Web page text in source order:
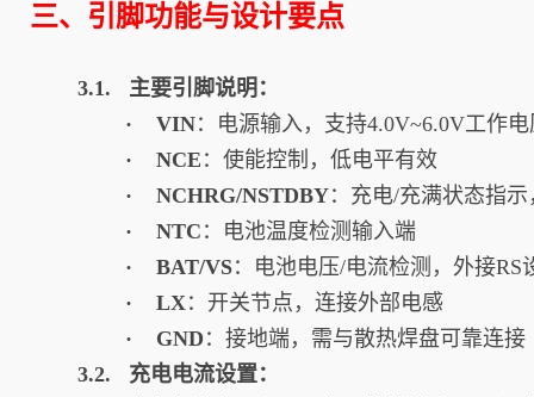
三、引脚功能与设计要点
3.1. 主要引脚说明：
· VIN：电源输入，支持4.0V~6.0V工作电
· NCE ：使能控制，低电平有效
· NCHRG/NSTDBY：充电/充满状态指
· NTC ：电池温度检测输入端
· BAT/VS：电池电压/电流检测，外接RS
· LX：开关节点，连接外部电感
· GND ：接地端，需与散热焊盘可靠连接
3.2. 充电电流设置：